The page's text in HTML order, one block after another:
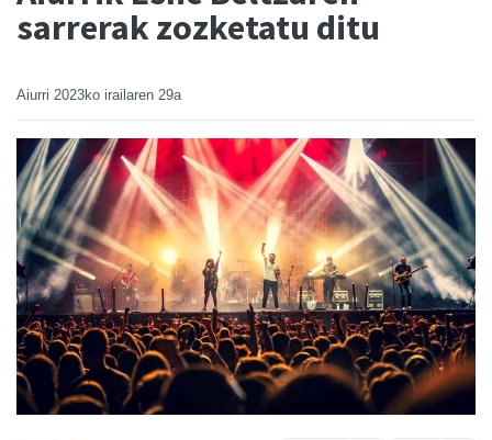
sarrerak zozketatu ditu
Aiurri 2023ko irailaren 29a